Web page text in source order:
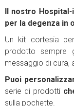
Il nostro Hospital-
per la degenza in
Un kit cortesia
prodotto sempre
messaggio di cura,
Puoi
serie di prodotti
sulla pochette.